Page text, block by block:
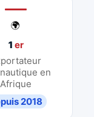
🌍
1 er
en
Afrique
2018